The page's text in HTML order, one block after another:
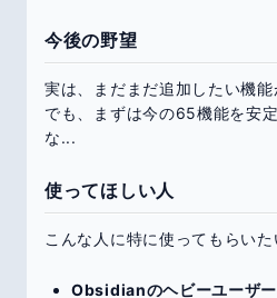
今後の野望
実は、まだまだ追加したい機
でも、まずは今の65機能を安
な...
使ってほしい人
こんな人に特に使ってもらいた
Obsidianのヘビーユーザー